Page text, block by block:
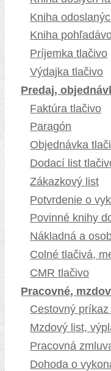
Kniha
Kniha
Príjemka tlačivo
Výdajka tlačivo
Predaj,
Faktúra tlačivo
Paragón
Objednávka
Dodací list
Zákazkový list
Potvrdenie o
Povinné knihy
Nákladná a
Colné tlačivá,
CMR tlačivo
Pracovné,
Cestovný
Mzdový list,
Pracovná
Dohoda o